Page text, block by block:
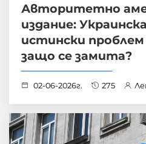
Авторитетно
издание:
истински
защо се замита?
02-06-2026г. 275